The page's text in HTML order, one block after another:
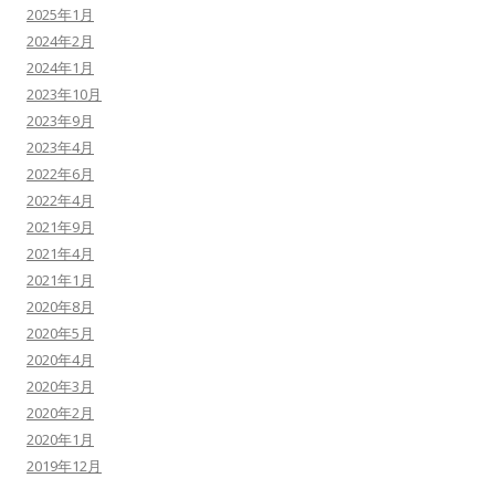
2025年1月
2024年2月
2024年1月
2023年10月
2023年9月
2023年4月
2022年6月
2022年4月
2021年9月
2021年4月
2021年1月
2020年8月
2020年5月
2020年4月
2020年3月
2020年2月
2020年1月
2019年12月